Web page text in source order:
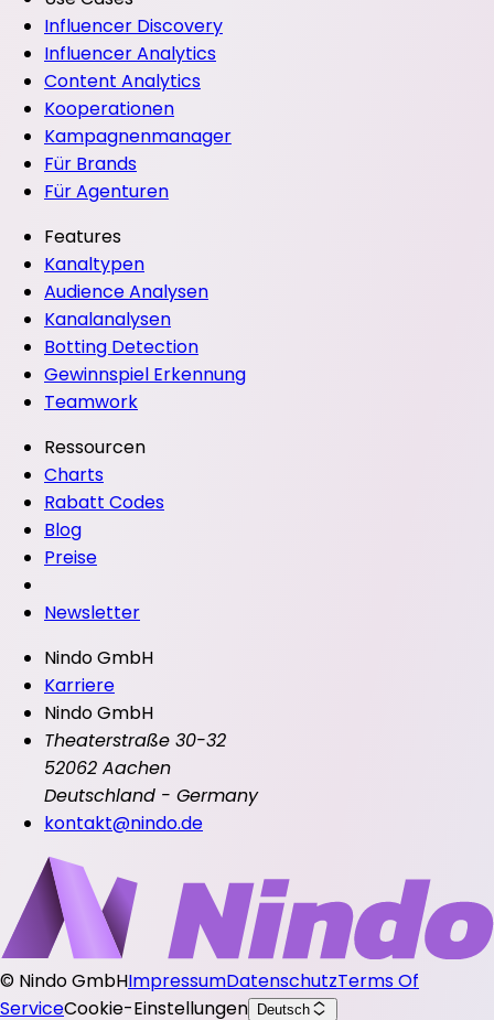
Influencer Discovery
Influencer Analytics
Content Analytics
Kooperationen
Kampagnenmanager
Für Brands
Für Agenturen
Features
Kanaltypen
Audience Analysen
Kanalanalysen
Botting Detection
Gewinnspiel Erkennung
Teamwork
Ressourcen
Charts
Rabatt Codes
Blog
Preise
Newsletter
Nindo GmbH
Karriere
Nindo GmbH
Theaterstraße 30-32
52062 Aachen
Deutschland - Germany
kontakt@nindo.de
© Nindo GmbHImpressumDatenschutzTerms Of
ServiceCookie-Einstellungen Deutsch